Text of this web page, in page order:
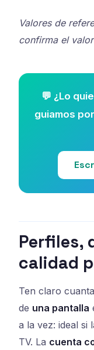
Valores de
confirma el
💬 ¿Lo
guiamos
Perfiles,
calidad
Ten claro
de una pantalla
a la vez: ideal si
TV. La cuenta